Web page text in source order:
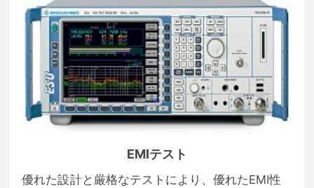
EMIテスト
優れた設計と厳格なテストにより、優れたEMI性